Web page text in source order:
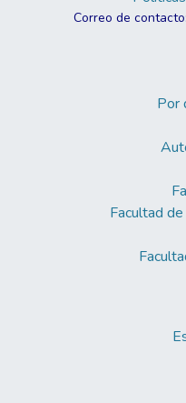
Correo de
Por
Facultad